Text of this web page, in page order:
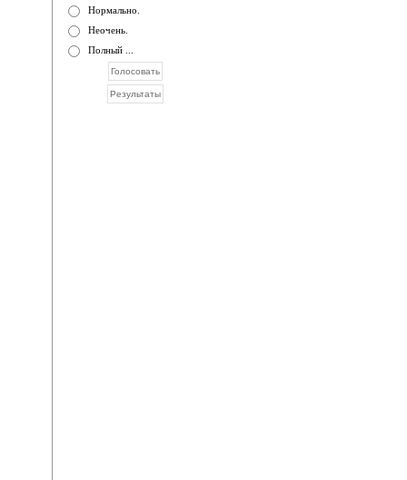
Нормально.
Неочень.
Полный ...